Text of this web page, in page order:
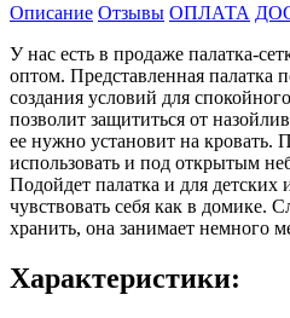
Описание Отзывы ОПЛАТА
У нас есть в продаже палатка-
оптом. Представленная палатка
создания условий для
позволит защититься от
ее нужно установит на
использовать и под открытым
Подойдет палатка и для детских
чувствовать себя как в домике.
хранить, она занимает немного
Характеристики: